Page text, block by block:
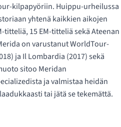
kilpapyöriin. Huippu-urheilussa
yhtenä kaikkien aikojen
15 EM-titteliä sekä Ateenan
on varustanut WorldTour-
ja Il Lombardia (2017) sekä
sitoo Meridan
ja valmistaa heidän
tai jätä se tekemättä.